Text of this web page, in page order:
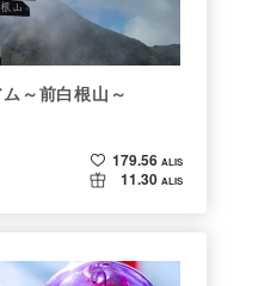
～前白根山～
179.56 ALIS
11.30 ALIS